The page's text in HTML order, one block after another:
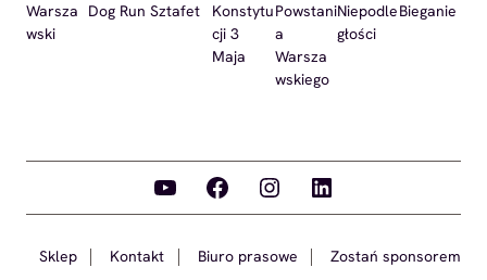
Warsza
wski
Dog Run Sztafet
Konstytu
cji 3
Maja
Powstani
a
Warsza
wskiego
Niepodle
głości
Bieganie
YouTube Facebook Instagram LinkedIn
Sklep Kontakt Biuro prasowe Zostań sponsorem